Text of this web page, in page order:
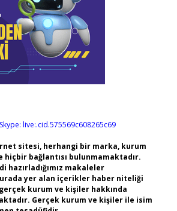
Skype: live:.cid.575569c608265c69
sitesi, herhangi bir marka, kurum
hiçbir bağlantısı bulunmamaktadır.
hazırladığımız makaleler
yer alan içerikler haber niteliği
kurum ve kişiler hakkında
Gerçek kurum ve kişiler ile isim